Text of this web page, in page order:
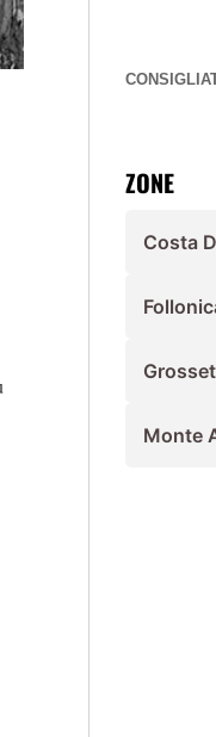
ZONE
Costa
Monte